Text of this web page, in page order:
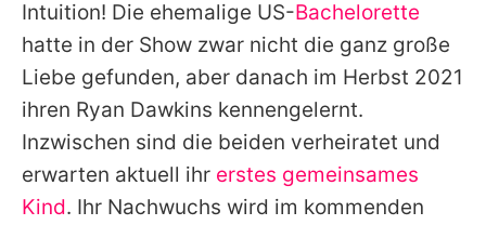
Datenschutzerklärung
Nutzungsbedingungen
Utiq verwalten
Intuition! Die ehemalige US-Bachelorette
hatte in der Show zwar nicht die ganz große
Liebe gefunden, aber danach im Herbst 2021
ihren Ryan Dawkins kennengelernt.
Inzwischen sind die beiden verheiratet und
erwarten aktuell ihr erstes gemeinsames
Kind. Ihr Nachwuchs wird im kommenden